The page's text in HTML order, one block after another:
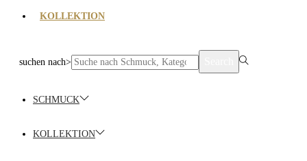
KOLLEKTION
suchen nach>
SCHMUCK
KOLLEKTION